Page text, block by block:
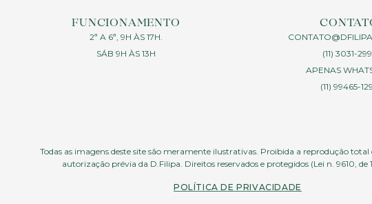
FUNCIONAMENTO
2ª A 6ª, 9H ÀS 17H.
SÁB 9H ÀS 13H
(11) 3031-
APENAS
(11) 99465-
Todas as imagens deste site são meramente ilustrativas. Proibida a reprodução total
autorização prévia da D.Filipa. Direitos reservados e protegidos (Lei n. 9610, de
POLÍTICA DE PRIVACIDADE